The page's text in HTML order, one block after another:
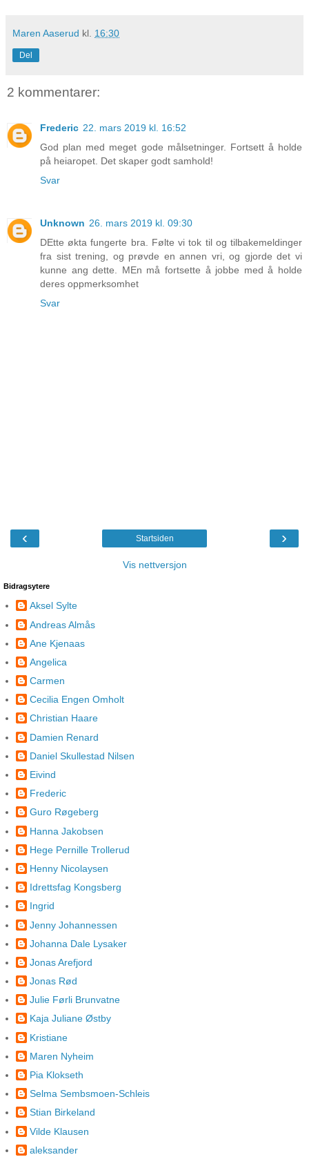
Maren Aaserud kl. 16:30
Del
2 kommentarer:
Frederic 22. mars 2019 kl. 16:52
God plan med meget gode målsetninger. Fortsett å holde
på heiaropet. Det skaper godt samhold!
Svar
Unknown 26. mars 2019 kl. 09:30
DEtte økta fungerte bra. Følte vi tok til og tilbakemeldinger
fra sist trening, og prøvde en annen vri, og gjorde det vi
kunne ang dette. MEn må fortsette å jobbe med å holde
deres oppmerksomhet
Svar
‹ ›
Startsiden
Vis nettversjon
Bidragsytere
Aksel Sylte
Andreas Almås
Ane Kjenaas
Angelica
Carmen
Cecilia Engen Omholt
Christian Haare
Damien Renard
Daniel Skullestad Nilsen
Eivind
Frederic
Guro Røgeberg
Hanna Jakobsen
Hege Pernille Trollerud
Henny Nicolaysen
Idrettsfag Kongsberg
Ingrid
Jenny Johannessen
Johanna Dale Lysaker
Jonas Arefjord
Jonas Rød
Julie Førli Brunvatne
Kaja Juliane Østby
Kristiane
Maren Nyheim
Pia Klokseth
Selma Sembsmoen-Schleis
Stian Birkeland
Vilde Klausen
aleksander